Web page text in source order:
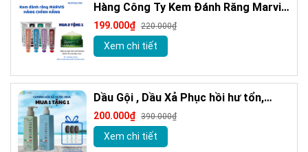
Hàng Công Ty Kem Đánh Răng Marvis
Loại Bỏ Mảng Bám Vết Ố Vàng Làm
Trắng Răng 85m
199.000₫ 220.000₫
Xem chi tiết
Dầu Gội , Dầu Xả Phục hồi hư tổn,
Giảm gàu sạch ngứa da đầu hương
nước hoa Milanogica 355ml
200.000₫ 390.000₫
Xem chi tiết